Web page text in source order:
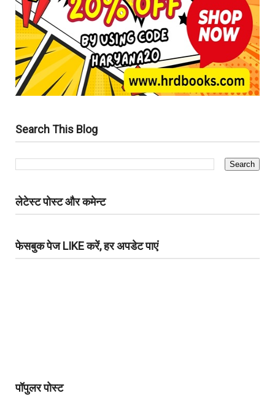
Search This Blog
लेटेस्ट पोस्ट और कमेन्ट
फेसबुक पेज LIKE करें, हर अपडेट पाएं
पॉपुलर पोस्ट